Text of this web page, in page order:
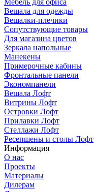
Мебель для офиса
Вешала для одежды
Вешалки-плечики
Сопутствующие товары
Для магазина цветов
Зеркала напольные
Манекены
Примерочные кабины
Фронтальные панели
Экономпанели
Вешала Лофт
Витрины Лофт
Островки Лофт
Прилавки Лофт
Стеллажи Лофт
Ресепшены и столы Лофт
Информация
О нас
Проекты
Материалы
Дилерам